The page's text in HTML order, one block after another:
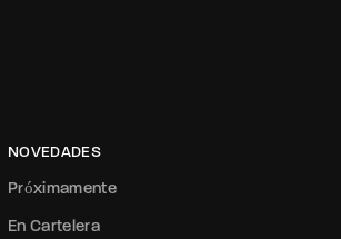
NOVEDADES
Próximamente
En Cartelera